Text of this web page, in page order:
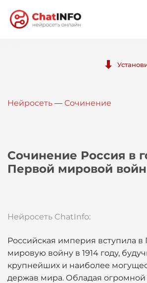
Вход
Нейросеть — Сочинение
Сочинение Россия в
Первой мировой
Нейросеть ChatInfo:
Российская империя вступила
мировую войну в 1914 году,
крупнейших и наиболее
держав мира. Обладая огромной